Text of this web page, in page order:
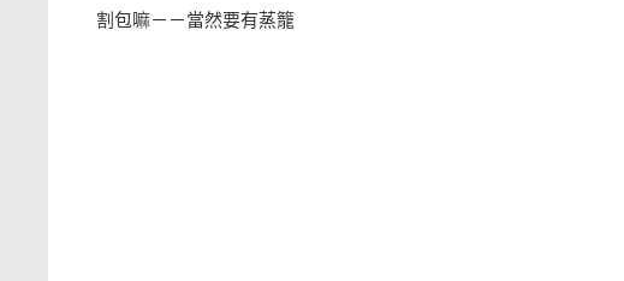
割包嘛－－當然要有蒸籠